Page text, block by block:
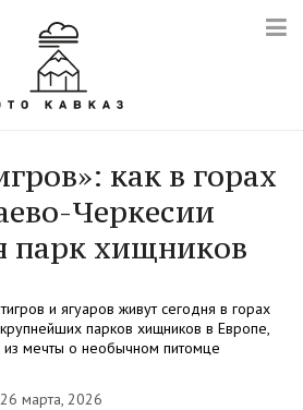
как в горах
Черкесии
парк хищников
и ягуаров живут сегодня в горах
парков хищников в Европе,
мечты о необычном питомце
26 марта, 2026